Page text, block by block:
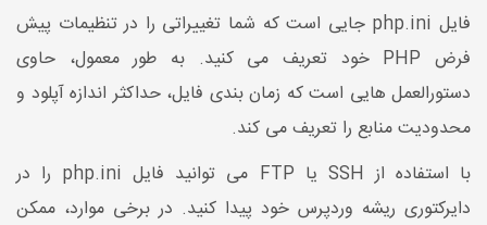
فایل php.ini جایی است که شما تغییراتی را در تنظیمات پیش
فرض PHP خود تعریف می کنید. به طور معمول، حاوی
دستورالعمل هایی است که زمان بندی فایل، حداکثر اندازه آپلود و
محدودیت منابع را تعریف می کند.
با استفاده از SSH یا FTP می توانید فایل php.ini را در
دایرکتوری ریشه وردپرس خود پیدا کنید. در برخی موارد، ممکن